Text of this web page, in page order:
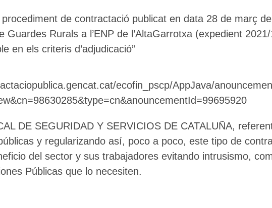
procediment de contractació publicat en data 28 de març
Guardes Rurals a l’ENP de l’AltaGarrotxa (expedient
en els criteris d’adjudicació”
ecofin_pscp/AppJava/
DE SEGURIDAD Y SERVICIOS DE CATALUÑA,
y regularizando así, poco a poco, este tipo de
del sector y sus trabajadores evitando intrusismo,
Públicas que lo necesiten.
ADN Sindical
🤖 Dudas Rápidas del Convenio (IA)
📄 Herramienta: Generador Plantillas
✊ Trámite: Afiliarse al Sindicato